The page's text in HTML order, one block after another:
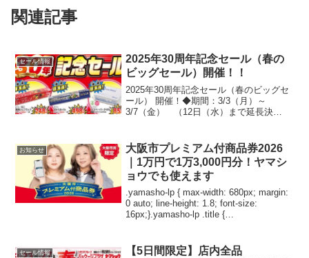
関連記事
セール情報
2025年30周年記念セール（春の
ビッグセール）開催！！
2025年30周年記念セール（春のビッグセ
ール） 開催！◆期間：3/3（月）～
3/7（金） （12日（水）まで延長決
ます。※店舗限定ＳＡＬＥ商品も多
数！！お問い合わせは...
お知らせ
大阪市プレミアム付商品券2026
｜1万円で1万3,000円分！ヤマシ
ョウでも使えます
.yamasho-lp { max-width: 680px; margin:
0 auto; line-height: 1.8; font-size:
16px;}.yamasho-lp .title {
セール情報
【5日間限定】店内全品